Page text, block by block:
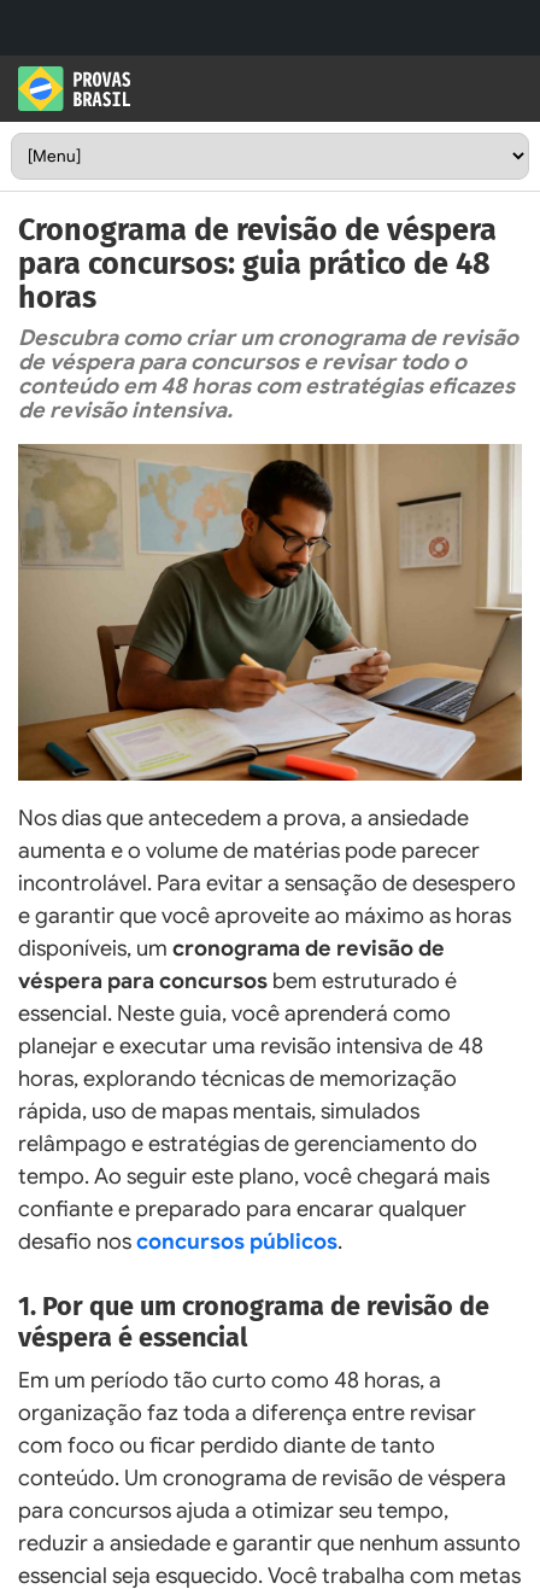
Cronograma de revisão de véspera
para concursos: guia prático de 48
horas
Descubra como criar um cronograma de revisão
de véspera para concursos e revisar todo o
conteúdo em 48 horas com estratégias eficazes
de revisão intensiva.
Nos dias que antecedem a prova, a ansiedade
aumenta e o volume de matérias pode parecer
incontrolável. Para evitar a sensação de desespero
e garantir que você aproveite ao máximo as horas
disponíveis, um cronograma de revisão de
véspera para concursos bem estruturado é
essencial. Neste guia, você aprenderá como
planejar e executar uma revisão intensiva de 48
horas, explorando técnicas de memorização
rápida, uso de mapas mentais, simulados
relâmpago e estratégias de gerenciamento do
tempo. Ao seguir este plano, você chegará mais
confiante e preparado para encarar qualquer
desafio nosconcursos públicos.
1. Por que um cronograma de revisão de
véspera é essencial
Em um período tão curto como 48 horas, a
organização faz toda a diferença entre revisar
com foco ou ficar perdido diante de tanto
conteúdo. Um cronograma de revisão de véspera
para concursos ajuda a otimizar seu tempo,
reduzir a ansiedade e garantir que nenhum assunto
essencial seja esquecido. Você trabalha com metas